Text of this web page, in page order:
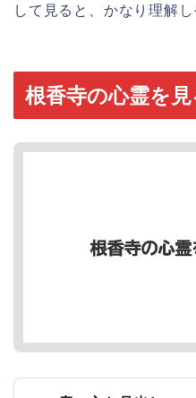
して見ると、かなり理解し
根香寺の心霊を